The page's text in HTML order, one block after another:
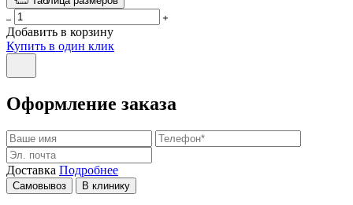
Добавить в корзину
Купить в один клик
Оформление заказа
Доставка Подробнее
Самовывоз В клинику